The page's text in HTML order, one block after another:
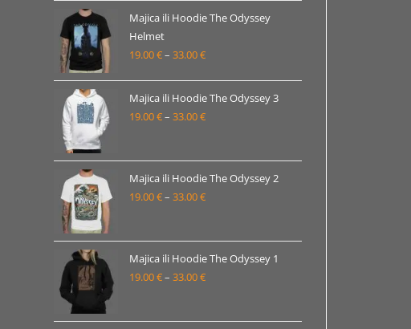
19.00 €
33.00 €
Majica ili Hoodie The Odyssey
Helmet
19.00€– 33.00€Raspon
od
19.00 €
Majica ili Hoodie The Odyssey 3
19.00€– 33.00€Raspon
od
19.00 €
do
Majica ili Hoodie The Odyssey 2
19.00€– 33.00€Raspon
od
19.00 €
do
Majica ili Hoodie The Odyssey 1
19.00€– 33.00€Raspon
od